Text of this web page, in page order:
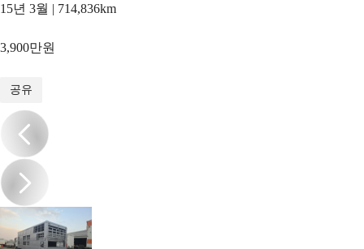
15년 3월 | 714,836km
3,900만원
공유
/8